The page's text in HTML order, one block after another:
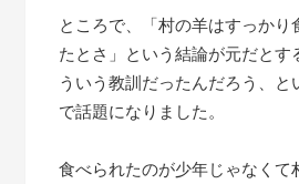
ところで、「村の羊はすっかり
たとさ」という結論が元だとす
ういう教訓だったんだろう、
で話題になりました。
食べられたのが少年じゃなくて